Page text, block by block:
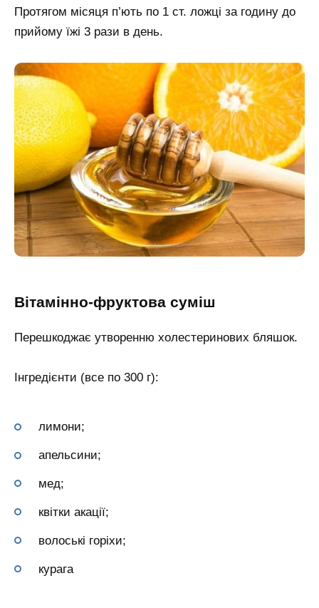
Протягом місяця п’ють по 1 ст. ложці за годину до
прийому їжі 3 рази в день.
Вітамінно-фруктова суміш
Перешкоджає утворенню холестеринових бляшок.
Інгредієнти (все по 300 г):
лимони;
апельсини;
мед;
квітки акації;
волоські горіхи;
курага